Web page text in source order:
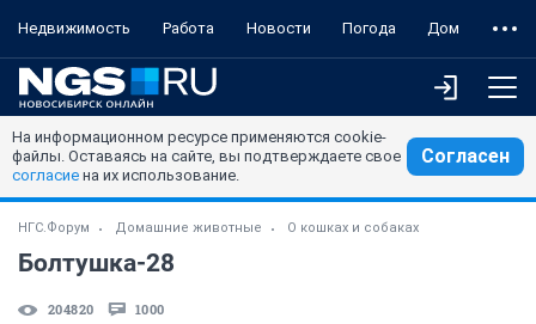
Недвижимость Работа Новости Погода Дом
На информационном ресурсе применяются cookie-
файлы. Оставаясь на сайте, вы подтверждаете свое
согласие на их использование.
Согласен
НГС.Форум Домашние животные О кошках и собаках
Болтушка-28
204820 1000